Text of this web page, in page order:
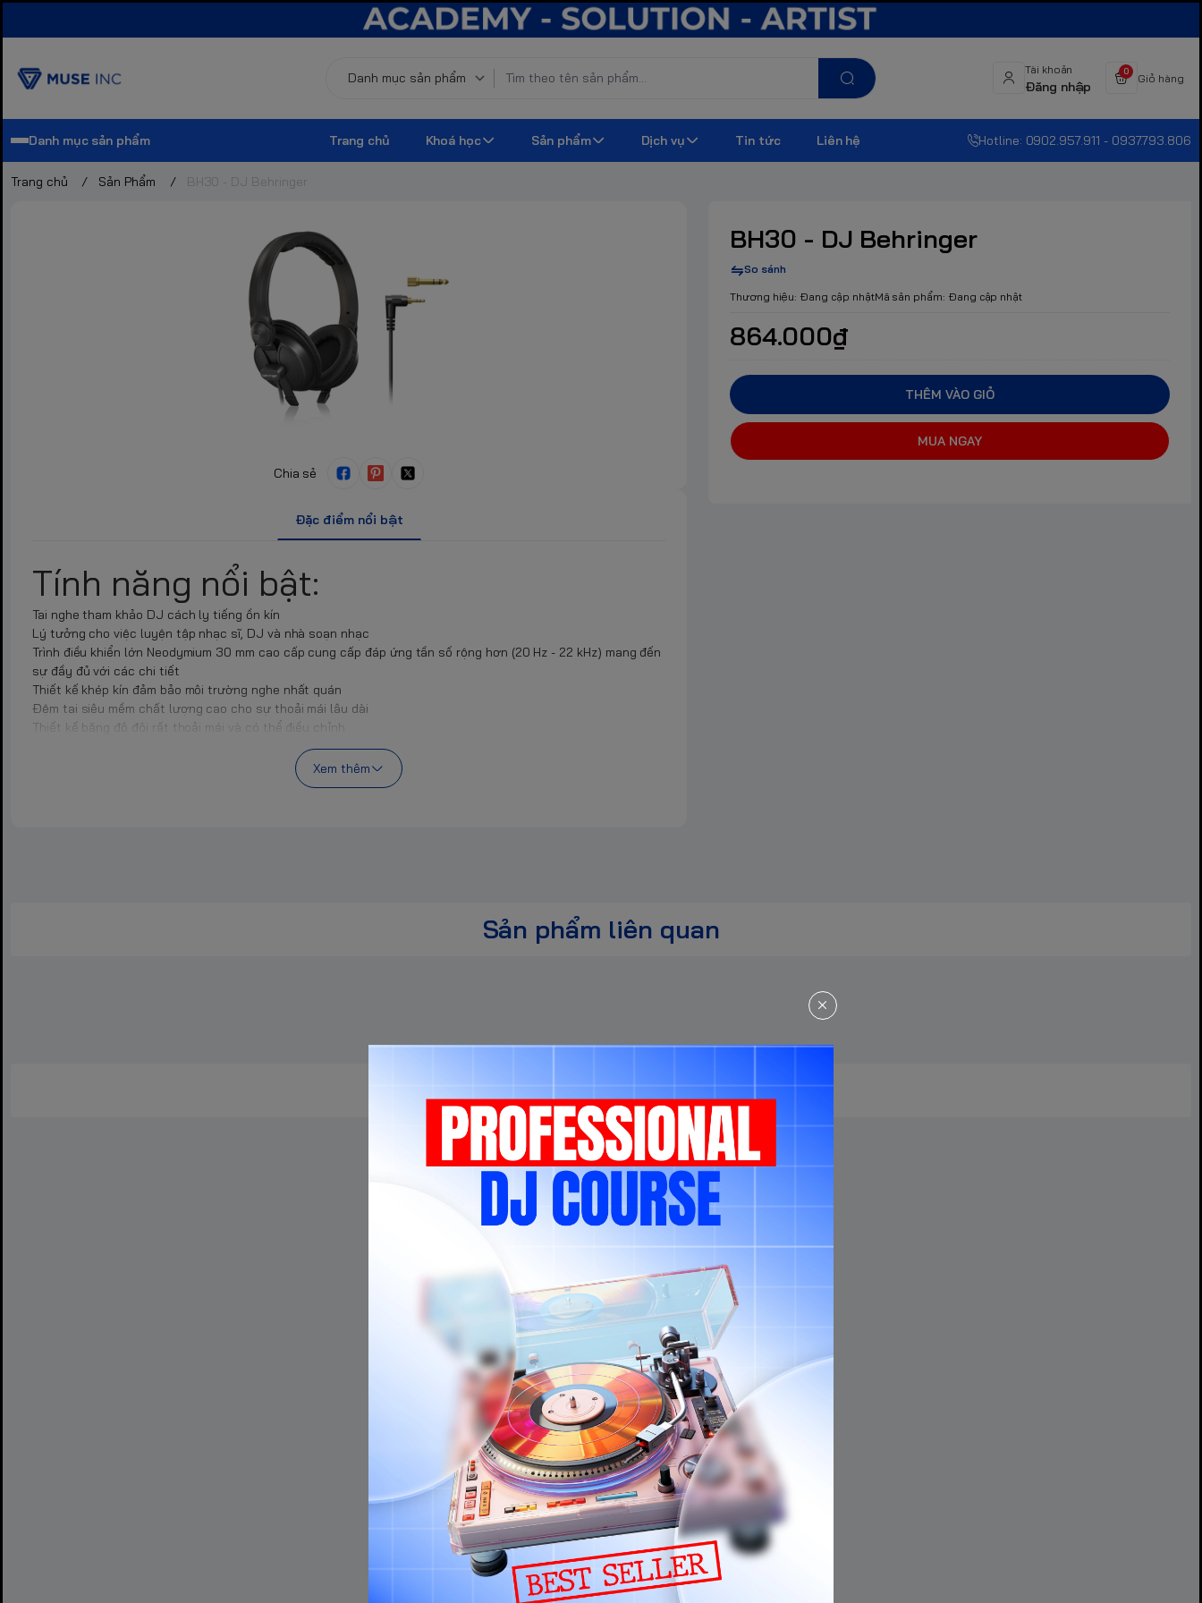
Tài khoản
Đăng nhập
0
Giỏ hàng
Danh mục sản phẩm Trang chủ Khoá học Sản phẩm Dịch vụ Tin tức Liên hệ Hotline: 0902.957.911 - 0937.793.806
Trang chủ / Sản Phẩm / BH30 - DJ Behringer
Chia sẻ
BH30 - DJ Behringer
So sánh
Thương hiệu: Đang cập nhậtMã sản phẩm: Đang cập nhật
864.000₫
THÊM VÀO GIỎ
MUA NGAY
Đặc điểm nổi bật
Tính năng nổi bật:
Tai nghe tham khảo DJ cách ly tiếng ồn kín
Lý tưởng cho việc luyện tập nhạc sĩ, DJ và nhà soạn nhạc
Trình điều khiển lớn Neodymium 30 mm cao cấp cung cấp đáp ứng tần số rộng hơn (20 Hz - 22 kHz) mang đến
sự đầy đủ với các chi tiết
Thiết kế khép kín đảm bảo môi trường nghe nhất quán
Đệm tai siêu mềm chất lượng cao cho sự thoải mái lâu dài
Thiết kế băng đô đôi rất thoải mái và có thể điều chỉnh
Thiết kế chụp tai xoay để nghe âm thanh đơn hoặc âm thanh nổi và nhận thức về môi trường xung quanh
Hiệu suất được tối ưu hóa để sử dụng với nhiều loại thiết bị âm thanh
Việc mua hàng đồng nghĩa với việc Quý Khách đã đọc, hiểu và đồng ý với toàn bộ nội dung Chính sách. Mọi
khiếu nại sau giao dịch chỉ được xem xét nếu có lý do chính đáng hoặc phát sinh từ điều khoản trái luật.
Chính sách có thể được cập nhật bất cứ lúc nào và sẽ được thông báo trước trên website và/hoặc các kênh
MUSE INC không chịu trách nhiệm bảo hành và mọi chi phí khắc phục do Bên B chi trả nếu sản phẩm rơi vào
Hỏng hóc do cháy nổ, sử dụng sai điện áp, rơi vỡ, biến dạng cơ học, ngấm nước, ẩm mốc, côn trùng hoặc tác
Hư hỏng do thiên tai, hỏa hoạn, lũ lụt, sét đánh và các sự cố bất khả kháng khác.
Thiết bị được tiếp nhận bảo hành tại: 409 Hai Bà Trưng, phường Xuân Hòa, Quận 3, Thành phố Hồ Chí Minh.
MUSE INC không áp dụng bảo hành đối với sản phẩm thuộc một trong các trường hợp sau:
Sản phẩm không có nguồn gốc rõ ràng, không do MUSE INC phân phối chính thức.
Sản phẩm bị giả mạo, lạm dụng hoặc hư hỏng trong quá trình vận chuyển, lắp đặt, sử dụng.
Hư hỏng do lắp đặt, sử dụng, vệ sinh, bảo trì sai cách hoặc không tuân thủ hướng dẫn của nhà sản xuất.
Xem thêm
Sản phẩm liên quan
Sản phẩm cùng phân khúc